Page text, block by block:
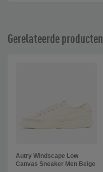
Gerelateerde producten
Autry Windscape Low
Canvas Sneaker Men Beige